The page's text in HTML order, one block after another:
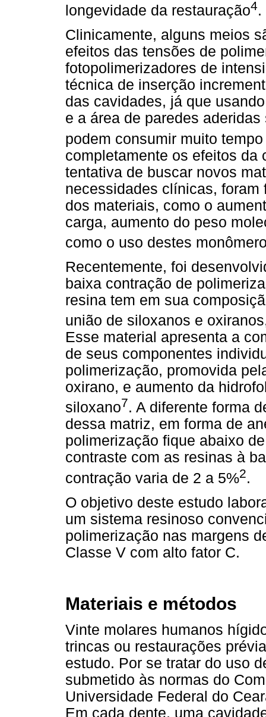
longevidade da restauração4.
Clinicamente, alguns meios
efeitos das tensões de
fotopolimerizadores de
técnica de inserção
das cavidades, já que
e a área de paredes
podem consumir muito
completamente os efeitos da
tentativa de buscar novos
necessidades clínicas,
dos materiais, como o
carga, aumento do peso
como o uso destes
Recentemente, foi
baixa contração de
resina tem em sua
união de siloxanos e
Esse material apresenta a
de seus componentes
polimerização, promovida
oxirano, e aumento da
siloxano7. A diferente forma
dessa matriz, em forma de
polimerização fique abaixo
contraste com as resinas à
contração varia de 2 a 5%2.
O objetivo deste estudo
um sistema resinoso
polimerização nas margens
Classe V com alto fator C.
Materiais e métodos
Vinte molares humanos
trincas ou restaurações
estudo. Por se tratar do uso
submetido às normas do
Universidade Federal do
Em cada dente, uma